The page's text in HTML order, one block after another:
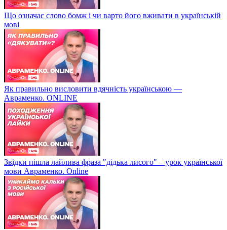
Що означає слово бомж і чи варто його вживати в українській
мові
Як правильно висловити вдячність українською —
Авраменко. ONLINE
Звідки пішла лайлива фраза "дідька лисого" – урок української
мови Авраменко. Online